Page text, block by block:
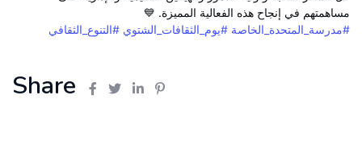
مساهمتهم في إنجاح هذه الفعالية المميزة. 💙
#مدرسة_المتحدة_الخاصة #يوم_الثقافات_الشتوي #التنوع_الثقافي
Share